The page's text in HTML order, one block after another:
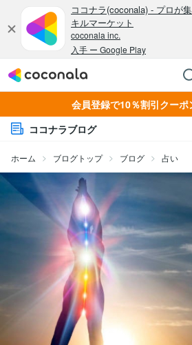
会員登録で10％割引クーポ
ココナラブログ
ホーム ブログトップ ブログ 占い